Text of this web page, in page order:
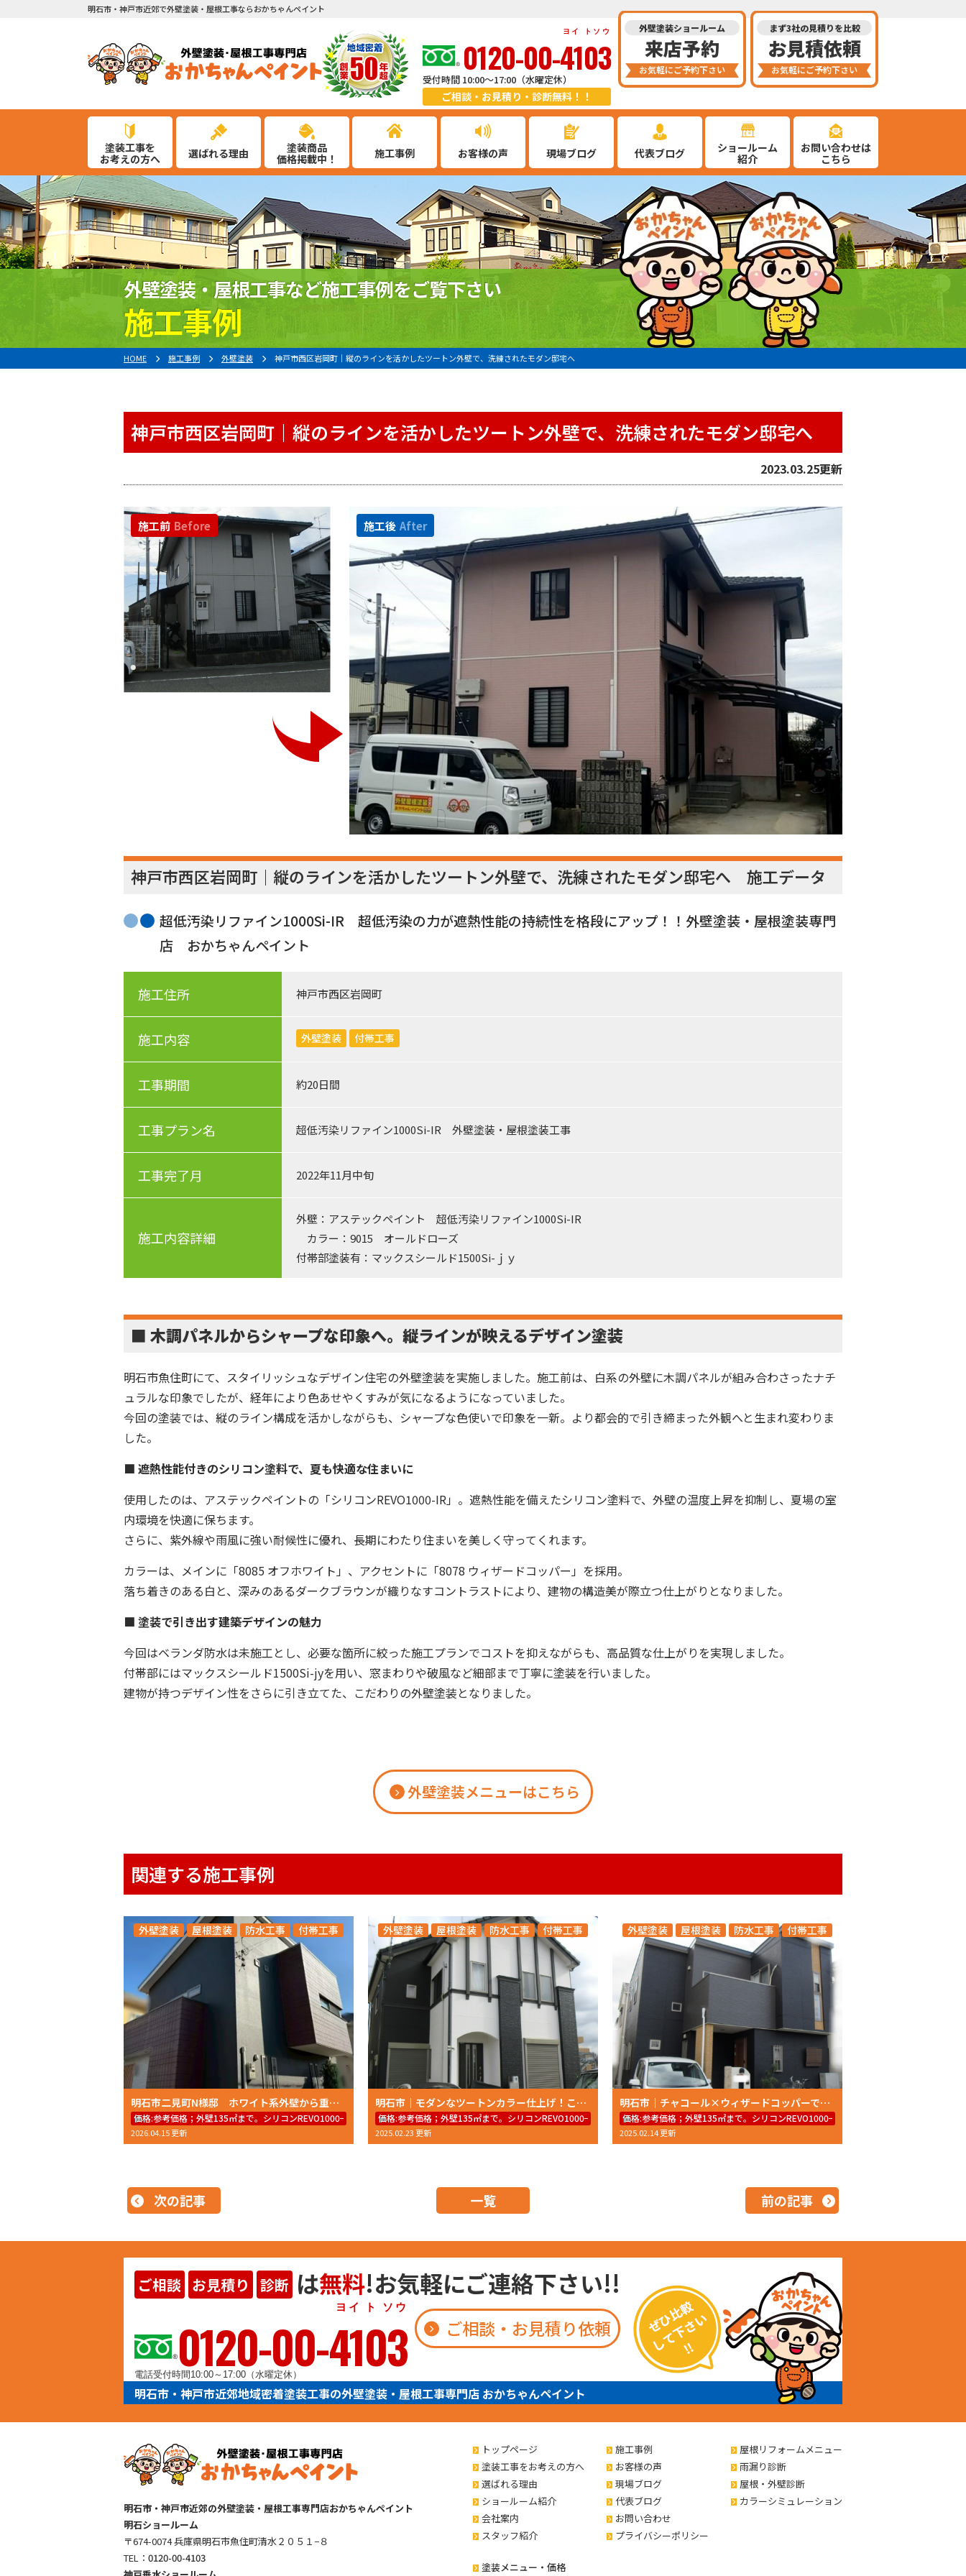
明石市・神戸市近郊で外壁塗装・屋根工事ならおかちゃんペイント
0120-00-4103
ヨイ トソウ
受付時間 10:00～17:00（水曜定休）
ご相談・お見積り・診断無料！！
外壁塗装ショールーム
来店予約
お気軽にご予約下さい
まず3社の見積りを比較
お見積依頼
お気軽にご予約下さい
塗装工事を
お考えの方へ
選ばれる理由
塗装商品
価格掲載中！
施工事例 お客様の声 現場ブログ 代表ブログ
ショールーム
紹介
お問い合わせは
こちら
外壁塗装・屋根工事など施工事例をご覧下さい
施工事例
HOME 施工事例 外壁塗装 神戸市西区岩岡町｜縦のラインを活かしたツートン外壁で、洗練されたモダン邸宅へ
神戸市西区岩岡町｜縦のラインを活かしたツートン外壁で、洗練されたモダン邸宅へ
2023.03.25更新
施工前 Before 施工後 After
神戸市西区岩岡町｜縦のラインを活かしたツートン外壁で、洗練されたモダン邸宅へ 施工データ
超低汚染リファイン1000Si-IR 超低汚染の力が遮熱性能の持続性を格段にアップ！！外壁塗装・屋根塗装専門
店 おかちゃんペイント
施工住所 神戸市西区岩岡町
施工内容 外壁塗装 付帯工事
工事期間 約20日間
工事プラン名 超低汚染リファイン1000Si-IR 外壁塗装・屋根塗装工事
工事完了月 2022年11月中旬
施工内容詳細
外壁：アステックペイント 超低汚染リファイン1000Si-IR
カラー：9015 オールドローズ
付帯部塗装有：マックスシールド1500Si-ｊｙ
■ 木調パネルからシャープな印象へ。縦ラインが映えるデザイン塗装
明石市魚住町にて、スタイリッシュなデザイン住宅の外壁塗装を実施しました。施工前は、白系の外壁に木調パネルが組み合わさったナチ
ュラルな印象でしたが、経年により色あせやくすみが気になるようになっていました。
今回の塗装では、縦のライン構成を活かしながらも、シャープな色使いで印象を一新。より都会的で引き締まった外観へと生まれ変わりま
した。
■ 遮熱性能付きのシリコン塗料で、夏も快適な住まいに
使用したのは、アステックペイントの「シリコンREVO1000-IR」。遮熱性能を備えたシリコン塗料で、外壁の温度上昇を抑制し、夏場の室
内環境を快適に保ちます。
さらに、紫外線や雨風に強い耐候性に優れ、長期にわたり住まいを美しく守ってくれます。
カラーは、メインに「8085 オフホワイト」、アクセントに「8078 ウィザードコッパー」を採用。
落ち着きのある白と、深みのあるダークブラウンが織りなすコントラストにより、建物の構造美が際立つ仕上がりとなりました。
■ 塗装で引き出す建築デザインの魅力
今回はベランダ防水は未施工とし、必要な箇所に絞った施工プランでコストを抑えながらも、高品質な仕上がりを実現しました。
付帯部にはマックスシールド1500Si-jyを用い、窓まわりや破風など細部まで丁寧に塗装を行いました。
建物が持つデザイン性をさらに引き立てた、こだわりの外壁塗装となりました。
外壁塗装メニューはこちら
関連する施工事例
明石市二見町N様邸 ホワイト系外壁から重厚感あるダークカラーへ大変身！外壁塗装・屋根塗装
価格:参考価格；外壁135㎡まで。シリコンREVO1000−IR59.8万円～（工事費＋足場代＋7年保証）
2026.04.15 更新
外壁塗装 屋根塗装 防水工事 付帯工事
明石市｜モダンなツートンカラー仕上げ！こだわりの外壁塗装
価格:参考価格；外壁135㎡まで。シリコンREVO1000−IR59.8万円～（工事費＋足場代＋7年保証）
2025.02.23 更新
外壁塗装 屋根塗装 防水工事 付帯工事
明石市｜チャコール×ウィザードコッパーで魅せる外壁塗装＆屋根塗装
価格:参考価格；外壁135㎡まで。シリコンREVO1000−IR59.8万円～（工事費＋足場代＋
2025.02.14 更新
外壁塗装 屋根塗装 防水工事 付帯工事
次の記事 一覧 前の記事
ご相談 お見積り 診断 は無料!お気軽にご連絡下さい!!
0120-00-4103
ヨイ ト ソウ
電話受付時間10:00～17:00（水曜定休）
ご相談・お見積り依頼
明石市・神戸市近郊地域密着塗装工事の外壁塗装・屋根工事専門店 おかちゃんペイント
明石市・神戸市近郊の外壁塗装・屋根工事専門店おかちゃんペイント
明石ショールーム
〒674-0074 兵庫県明石市魚住町清水２０５１−８
TEL： 0120-00-4103
トップページ
塗装工事をお考えの方へ
選ばれる理由
ショールーム紹介
会社案内
スタッフ紹介
施工事例
お客様の声
現場ブログ
代表ブログ
お問い合わせ
プライバシーポリシー
屋根リフォームメニュー
雨漏り診断
屋根・外壁診断
カラーシミュレーション
塗装メニュー・価格